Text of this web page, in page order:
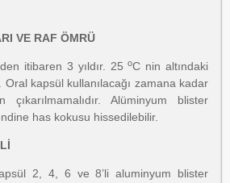
VE RAF ÖMRÜ
itibaren 3 yıldır. 25oC nin altındaki
Oral kapsül kullanılacağı zamana kadar
çıkarılmamalıdır. Alüminyum blister
has kokusu hissedilebilir.
2, 4, 6 ve 8’li aluminyum blister